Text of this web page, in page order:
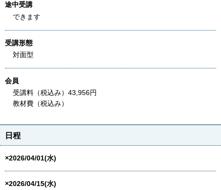
途中受講
できます
受講形態
対面型
会員
受講料（税込み）43,956円
教材費（税込み）
日程
×2026/04/01(水)
×2026/04/15(水)